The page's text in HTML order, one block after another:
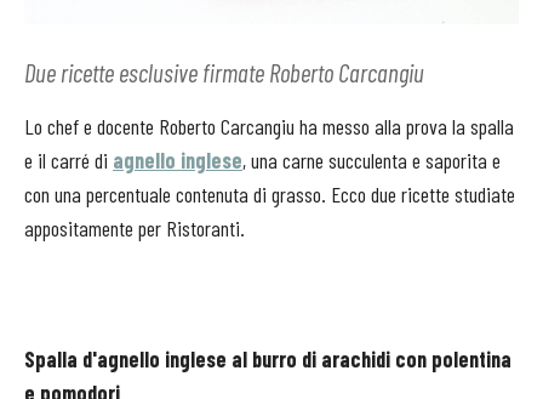
Due ricette esclusive firmate Roberto Carcangiu
Lo chef e docente Roberto Carcangiu ha messo alla prova la spalla
e il carré di agnello inglese, una carne succulenta e saporita e
con una percentuale contenuta di grasso. Ecco due ricette studiate
appositamente per Ristoranti.
Spalla d'agnello inglese al burro di arachidi con polentina
e pomodori